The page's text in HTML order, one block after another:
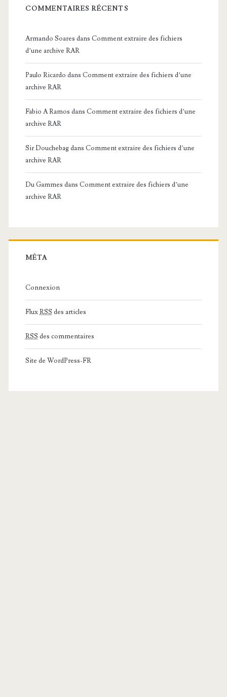
COMMENTAIRES RÉCENTS
Armando Soares dans Comment extraire des fichiers
d’une archive RAR
Paulo Ricardo dans Comment extraire des fichiers d’une
archive RAR
Fabio A Ramos dans Comment extraire des fichiers d’une
archive RAR
Sir Douchebagdans Comment extraire des fichiers d’une
archive RAR
Du Gammes dans Comment extraire des fichiers d’une
archive RAR
MÉTA
Connexion
FluxRSS des articles
RSS des commentaires
Site de WordPress-FR